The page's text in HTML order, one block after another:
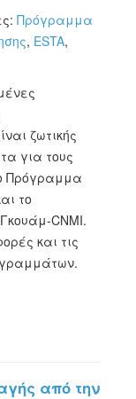
Πρόγραμμα
, ESTA,
ζωτικής
για τους
Πρόγραμμα
το
CNMI.
και τις
από την